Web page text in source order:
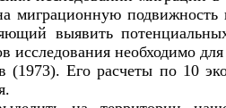
миграционную
выявить
исследования необходимо
(1973). Его расчеты по 10